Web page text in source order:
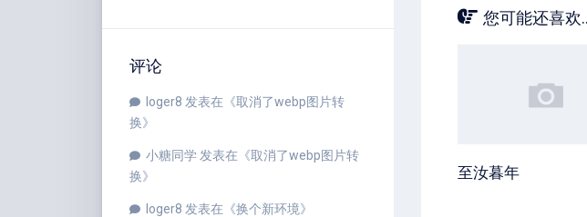
评论
loger8 发表在《取消了webp图片转
换》
小糖同学 发表在《取消了webp图片转
换》
loger8 发表在《换个新环境》
您可能还喜欢
至汝暮年